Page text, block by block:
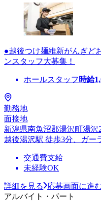
●越後つけ麺維新がんぎど
ンスタッフ大募集！
ホールスタッフ 時給
勤務地
面接地
新潟県南魚沼郡湯沢町湯沢
越後湯沢駅 徒歩3分、ガー
交通費支給
未経験OK
詳細を見る
応募画面に進
アルバイト・パート